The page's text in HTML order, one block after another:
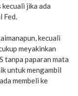
jika ada
kecuali
meyakinkan
tanpa paparan mata
untuk mengambil
membeli ke